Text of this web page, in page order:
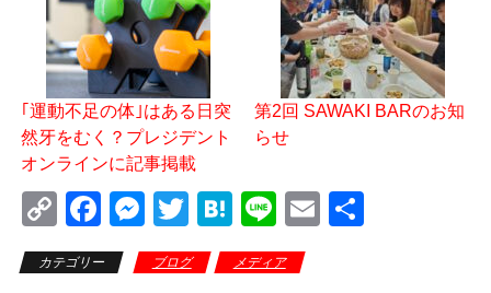
｢運動不足の体｣はある日突
然牙をむく？プレジデント
オンラインに記事掲載
第2回 SAWAKI BARのお知
らせ
C
o
p
F
a
c
M
e
ss
T
wi
tt
H
at
e
Li
n
e
E
カテゴリー ブログ メディア